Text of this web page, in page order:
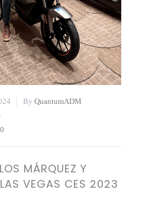
By QuantumADM
0
MÁRQUEZ Y
VEGAS CES 2023